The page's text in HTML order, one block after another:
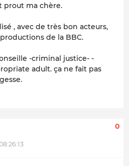
prout ma chère.
, avec de très bon acteurs,
de la BBC.
-criminal justice- -
adult. ça ne fait pas
0